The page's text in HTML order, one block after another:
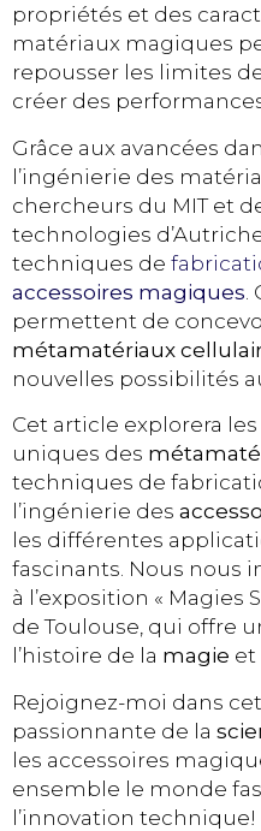
propriétés et des
matériaux magiques
repousser les limites
créer des
Grâce aux avancées
l’ingénierie des
chercheurs du MIT et
technologies
techniques de
accessoires magiques
permettent de
métamatériaux
nouvelles possibilités
Cet article explorera
uniques des
techniques de
l’ingénierie des
les différentes
fascinants. Nous nous
à l’exposition « Magies
de Toulouse, qui offre
l’histoire de la magie et
Rejoignez-moi dans
passionnante de la
les accessoires
ensemble le monde
l’innovation technique!